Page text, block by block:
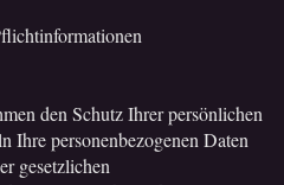
den Schutz Ihrer persönlichen
Ihre personenbezogenen Daten
gesetzlichen